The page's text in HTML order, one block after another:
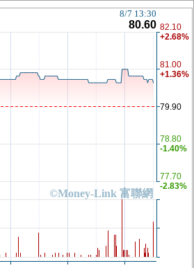
©Money-Link 富聯網
8/7 13:30
80.60
77.70
-2.83%
78.80
-1.40%
79.90
81.00
+1.36%
82.10
+2.68%